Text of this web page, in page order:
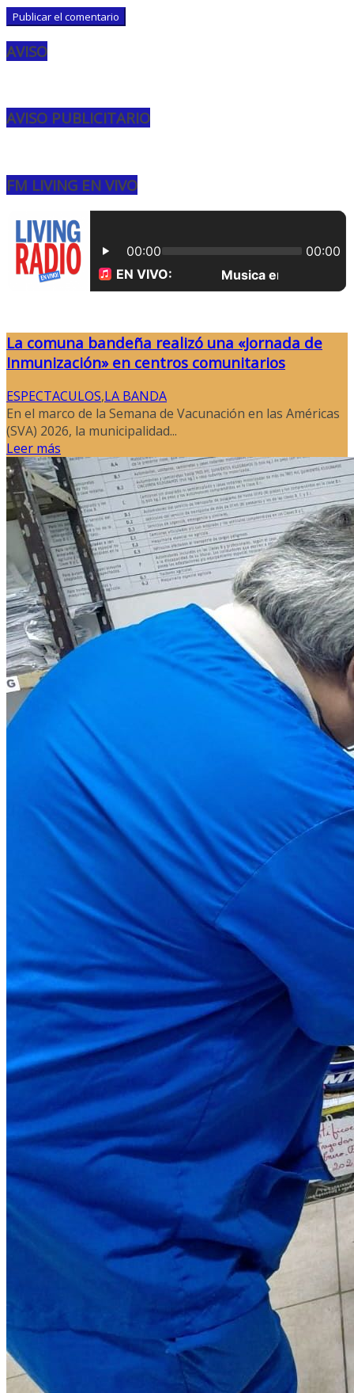
AVISO
AVISO PUBLICITARIO
FM LIVING EN VIVO
La comuna bandeña realizó una «Jornada de
Inmunización» en centros comunitarios
ESPECTACULOS,LA BANDA
En el marco de la Semana de Vacunación en las Américas
(SVA) 2026, la municipalidad...
Leer más